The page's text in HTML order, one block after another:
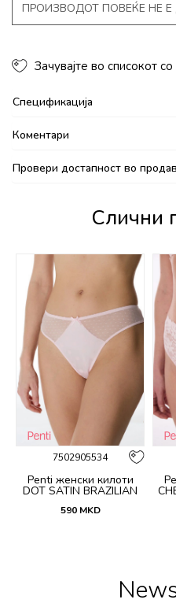
ПРОИЗВОДОТ ПОВЕЌЕ НЕ
Зачувајте во списокот
Спецификација
Коментари
Провери достапност во
Слични
7502905534
Penti женски килоти
DOT SATIN BRAZILIAN
590 MKD